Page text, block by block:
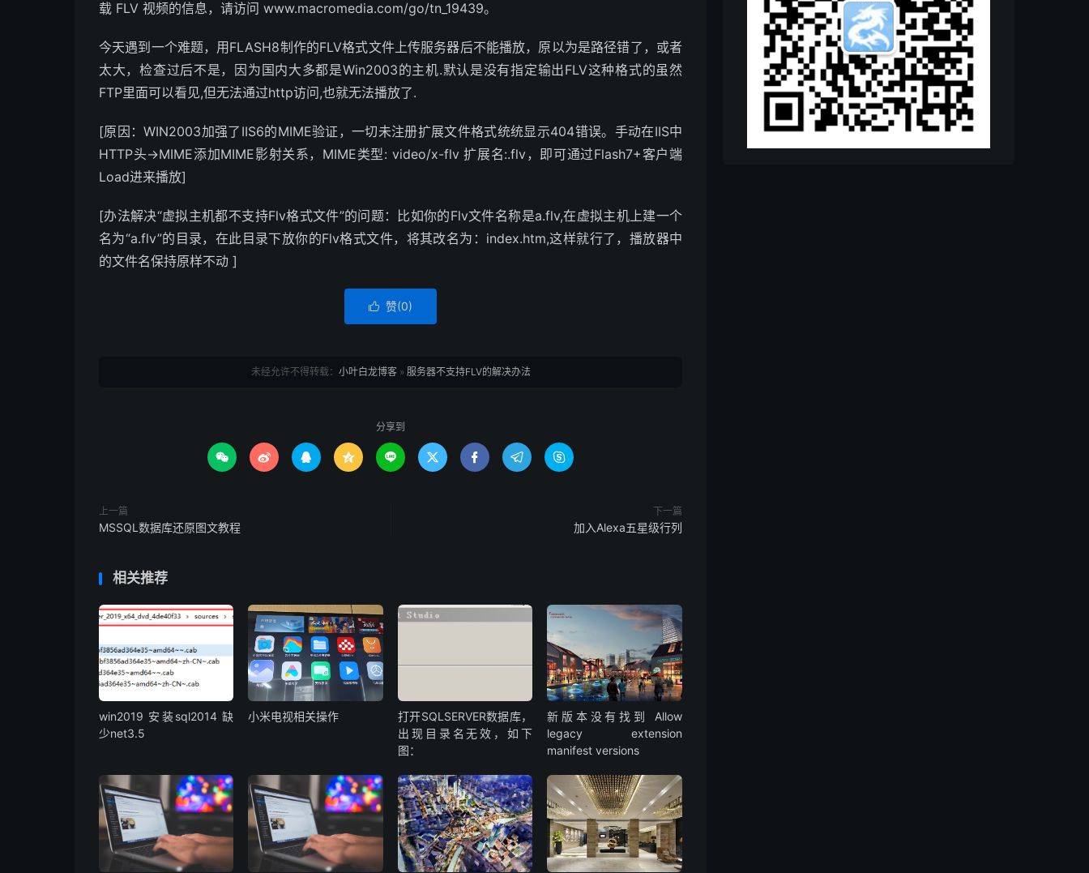
载 FLV 视频的信息，请访问 www.macromedia.com/go/tn_19439。
今天遇到一个难题，用FLASH8制作的FLV格式文件上传服务器后不能播放，原以为是路径错了，或者
太大，检查过后不是，因为国内大多都是Win2003的主机.默认是没有指定输出FLV这种格式的虽然
FTP里面可以看见,但无法通过http访问,也就无法播放了.
[原因：WIN2003加强了IIS6的MIME验证，一切未注册扩展文件格式统统显示404错误。手动在IIS中
HTTP头->MIME添加MIME影射关系，MIME类型: video/x-flv 扩展名:.flv，即可通过Flash7+客户端
Load进来播放]
[办法解决“虚拟主机都不支持Flv格式文件”的问题：比如你的Flv文件名称是a.flv,在虚拟主机上建一个
名为“a.flv”的目录，在此目录下放你的Flv格式文件，将其改名为：index.htm,这样就行了，播放器中
的文件名保持原样不动 ]
 赞(0)
未经允许不得转载： 小叶白龙博客» 服务器不支持FLV的解决办法
分享到
        
上一篇
MSSQL数据库还原图文教程
下一篇
加入Alexa五星级行列
相关推荐
win2019 安装sql2014 缺
少net3.5
小米电视相关操作
打开SQLSERVER数据库，
出现目录名无效，如下
图：
新版本没有找到 Allow
legacy extension
manifest versions